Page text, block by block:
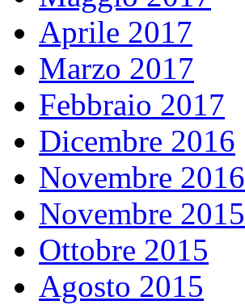
Aprile 2017
Marzo 2017
Febbraio 2017
Dicembre 2016
Novembre 2016
Novembre 2015
Ottobre 2015
Agosto 2015